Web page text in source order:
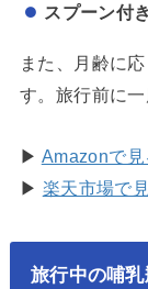
スプーン付
また、月齢に
す。旅行前に
▶ Amazonで見
▶ 楽天市場で
旅行中の哺